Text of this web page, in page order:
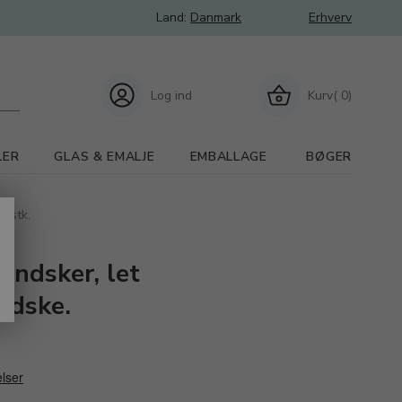
Land: Danmark Erhverv
Kurv( 0)
Log ind
GLAS & EMALJE EMBALLAGE BØGER
stk.
let